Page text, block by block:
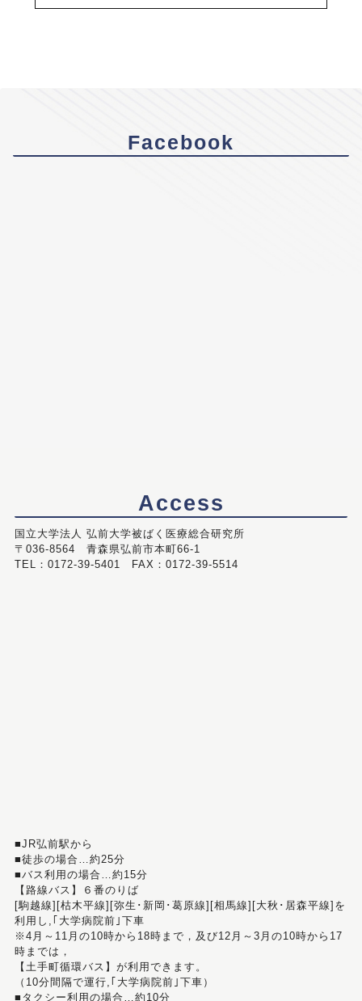
Facebook
Access
国立大学法人 弘前大学被ばく医療総合研究所
〒036-8564 青森県弘前市本町66-1
TEL：0172-39-5401 FAX：0172-39-5514
■JR弘前駅から
■徒歩の場合…約25分
■バス利用の場合…約15分
【路線バス】６番のりば
[駒越線][枯木平線][弥生･新岡･葛原線][相馬線][大秋･居森平線]を
利用し,｢大学病院前｣下車
※4月～11月の10時から18時まで，及び12月～3月の10時から17
時までは，
【土手町循環バス】が利用できます。
（10分間隔で運行,｢大学病院前｣下車）
■タクシー利用の場合…約10分